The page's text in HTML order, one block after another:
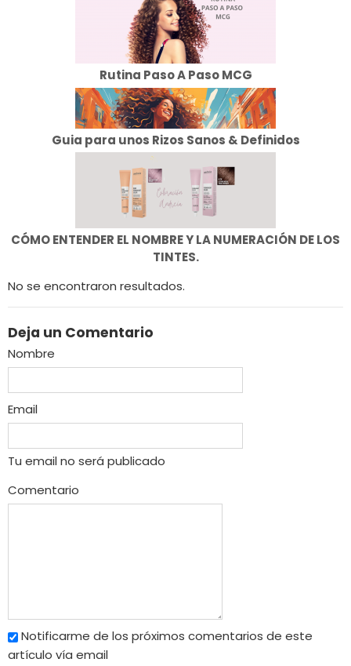
Rutina Paso A Paso MCG
Guia para unos Rizos Sanos & Definidos
CÓMO ENTENDER EL NOMBRE Y LA NUMERACIÓN DE LOS
TINTES.
No se encontraron resultados.
Deja un Comentario
Nombre
Email
Tu email no será publicado
Comentario
Notificarme de los próximos comentarios de este
artículo vía email